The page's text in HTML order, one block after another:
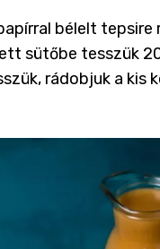
bélelt
sütőbe tesszük
rádobjuk a